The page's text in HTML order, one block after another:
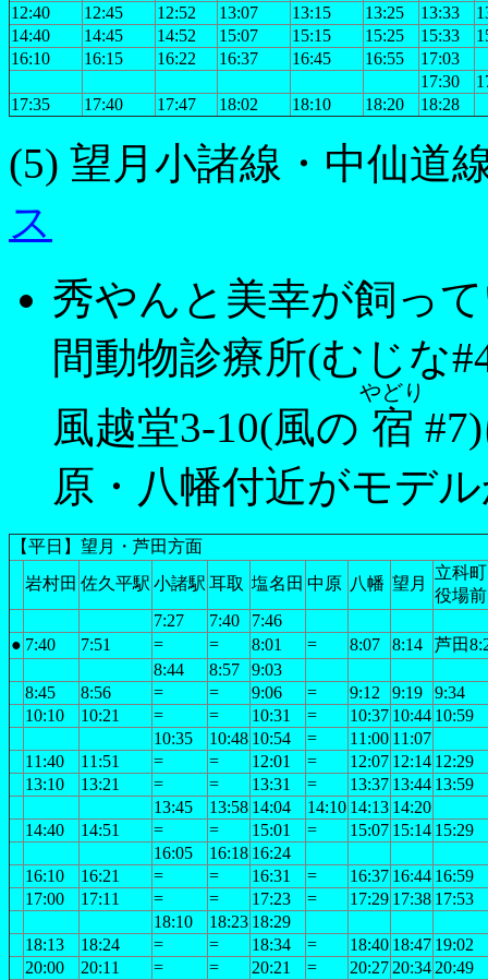
12:40
12:45 12:52 13:07 13:15 13:25 13:33
14:40
14:45 14:52 15:07 15:15 15:25 15:33
16:10
16:15 16:22 16:37 16:45 16:55
17:03
17:30
17:35
17:40 17:47 18:02 18:10 18:20 18:28
(5) 望月小諸線・中仙道
ス
秀やんと美幸が飼っ
間動物診療所(むじな
風越堂3-10(風の 宿
やどり
原・八幡付近がモデ
【平日】望月・芦田方面
岩村田 佐久平駅 小諸駅 耳取 塩名田 中原 八幡 望月
立科町
役場前
7:27
7:40
7:46
● 7:40 7:51 = = 8:01 = 8:07 8:14
芦田
8:44
8:57
9:03
8:45
8:56 = = 9:06 = 9:12 9:19
9:34
10:10
10:21 = = 10:31 = 10:37 10:44 10:59
10:35
10:48 10:54 = 11:00 11:07
11:40
11:51 = = 12:01 = 12:07 12:14 12:29
13:10
13:21 = = 13:31 = 13:37 13:44 13:59
13:45
13:58 14:04 14:10 14:13 14:20
14:40
14:51 = = 15:01 = 15:07 15:14 15:29
16:05
16:18 16:24
16:10
16:21 = = 16:31 = 16:37 16:44 16:59
17:00
17:11 = = 17:23 = 17:29 17:38 17:53
18:10
18:23 18:29
18:13
18:24 = = 18:34 = 18:40 18:47 19:02
20:00
20:11 = = 20:21 = 20:27 20:34 20:49